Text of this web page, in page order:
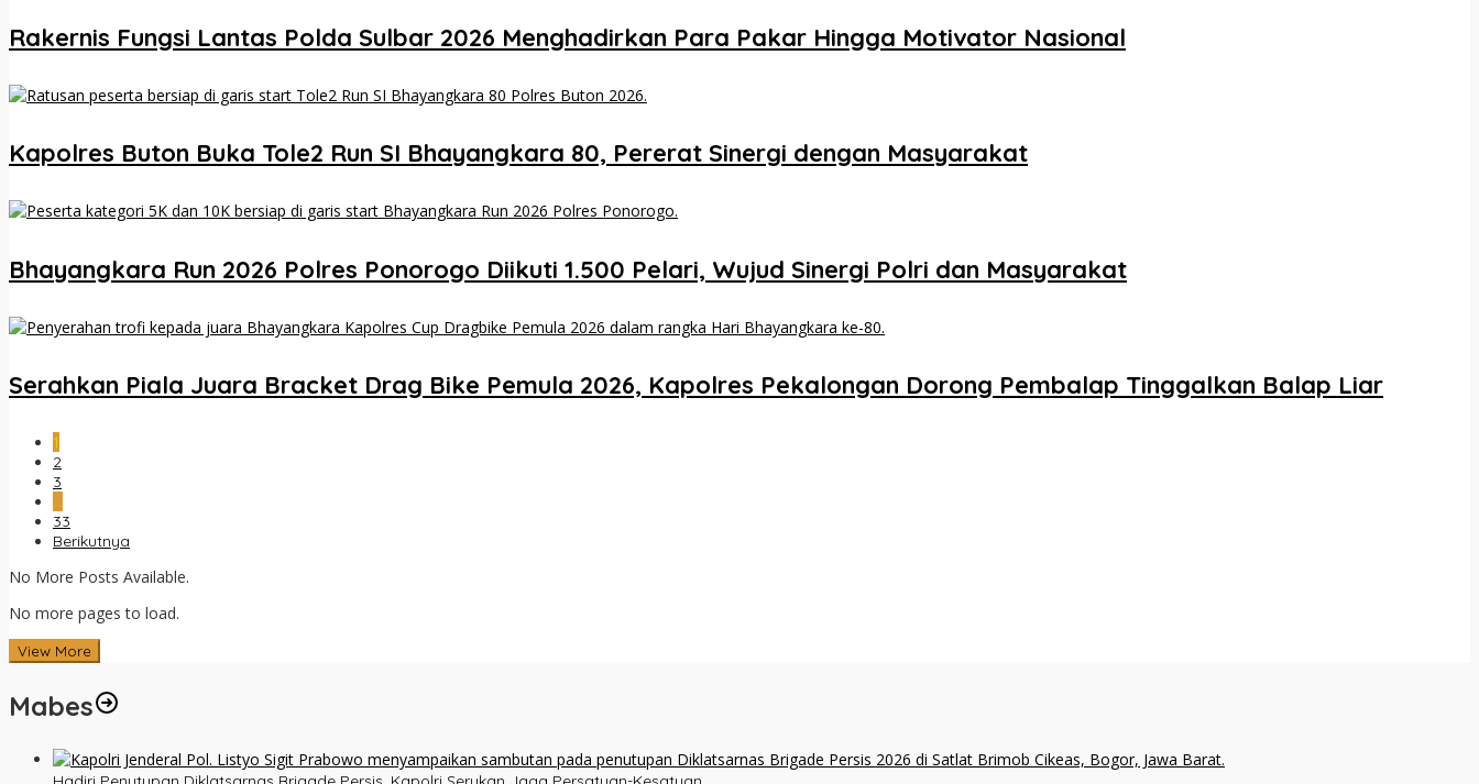
Rakernis Fungsi Lantas Polda Sulbar 2026 Menghadirkan Para Pakar Hingga Motivator Nasional
Kapolres Buton Buka Tole2 Run SI Bhayangkara 80, Pererat Sinergi dengan Masyarakat
Bhayangkara Run 2026 Polres Ponorogo Diikuti 1.500 Pelari, Wujud Sinergi Polri dan Masyarakat
Serahkan Piala Juara Bracket Drag Bike Pemula 2026, Kapolres Pekalongan Dorong Pembalap Tinggalkan Balap Liar
1
2
3
…
33
Berikutnya
No More Posts Available.
No more pages to load.
View More
Mabes